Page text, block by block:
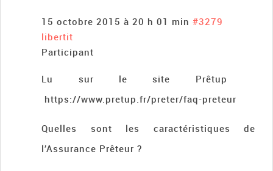
15 octobre 2015 à 20 h 01 min #3279
libertit
Participant
Lu sur le site Prêtup
https://www.pretup.fr/preter/faq-preteur
Quelles sont les caractéristiques de
l’Assurance Prêteur ?